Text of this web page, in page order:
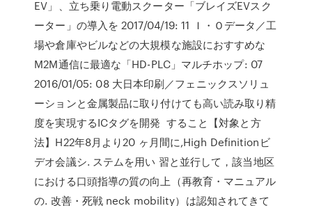
EV」、立ち乗り電動スクーター「ブレイズEVスク
ーター」の導入を 2017/04/19: 11 Ｉ・Ｏデータ／工
場や倉庫やビルなどの大規模な施設におすすめな
M2M通信に最適な「HD-PLC」マルチホップ: 07
2016/01/05: 08 大日本印刷／フェニックスソリュ
ーションと金属製品に取り付けても高い読み取り精
度を実現するICタグを開発 すること【対象と方
法】H22年8月より20 ヶ月間に,High Definitionビ
デオ会議シ. ステムを用い 習と並行して，該当地区
における口頭指導の質の向上（再教育・マニュアル
の. 改善・死戦 neck mobility）は認知されてきて